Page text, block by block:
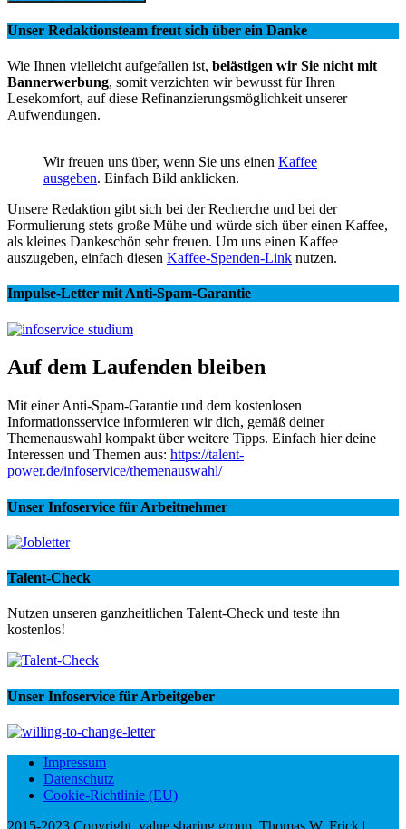
Unser Redaktionsteam freut sich über ein Danke
Wie Ihnen vielleicht aufgefallen ist, belästigen wir Sie nicht mit
Bannerwerbung, somit verzichten wir bewusst für Ihren
Lesekomfort, auf diese Refinanzierungsmöglichkeit unserer
Aufwendungen.
Wir freuen uns über, wenn Sie uns einen Kaffee
ausgeben. Einfach Bild anklicken.
Unsere Redaktion gibt sich bei der Recherche und bei der
Formulierung stets große Mühe und würde sich über einen Kaffee,
als kleines Dankeschön sehr freuen. Um uns einen Kaffee
auszugeben, einfach diesen Kaffee-Spenden-Link nutzen.
Impulse-Letter mit Anti-Spam-Garantie
Auf dem Laufenden bleiben
Mit einer Anti-Spam-Garantie und dem kostenlosen
Informationsservice informieren wir dich, gemäß deiner
Themenauswahl kompakt über weitere Tipps. Einfach hier deine
Interessen und Themen aus: https://talent-
power.de/infoservice/themenauswahl/
Unser Infoservice für Arbeitnehmer
Talent-Check
Nutzen unseren ganzheitlichen Talent-Check und teste ihn
kostenlos!
Unser Infoservice für Arbeitgeber
Impressum
Datenschutz
Cookie-Richtlinie (EU)
2015-2023 Copyright, value sharing group, Thomas W. Frick |